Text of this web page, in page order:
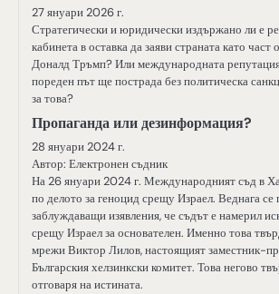
27 януари 2026 г.
Стратегически и юридически издържано ли е
кабинета в оставка да заяви страната като част
Доналд Тръмп? Или международната
пореден път ще пострада без политическа
за това?
Пропаганда или дезинформация?
28 януари 2024 г.
Автор: Електронен съдник
На 26 януари 2024 г. Международният съд в
по делото за геноцид срещу Израел. Веднага се
заблуждаващи изявления, че съдът е намерил
срещу Израел за основателен. Именно това
мрежи Виктор Лилов, настоящият заместник-
Българския хелзинкски комитет. Това негово
отговаря на истината.